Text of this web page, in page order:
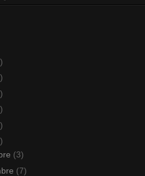
(3)
(7)